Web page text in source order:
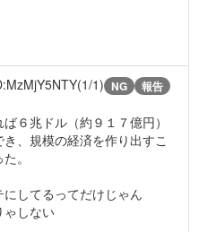
1) NG 報告
６兆ドル（約９１７億円）
、規模の経済を作り出すこ
。
してるってだけじゃん
ゃしない